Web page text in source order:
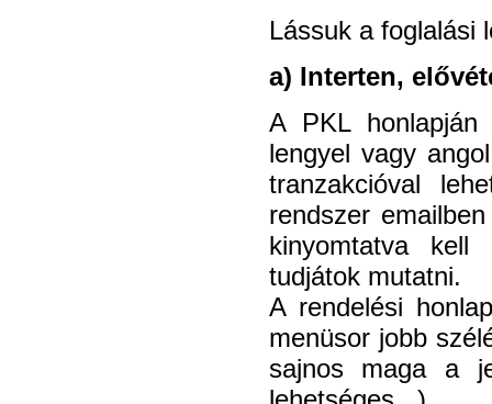
Lássuk a foglalási
a) Interten,
A PKL honlapján
lengyel vagy
tranzakcióval
rendszer
kinyomtatva
tudjátok mutatni.
A rendelési
menüsor jobb
sajnos maga a